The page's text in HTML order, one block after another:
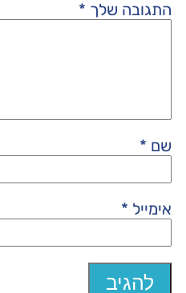
התגובה שלך *
שם *
אימייל *